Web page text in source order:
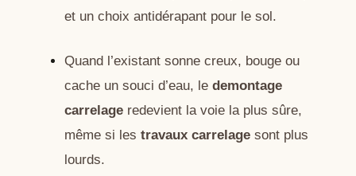
et un choix antidérapant pour le sol.
Quand l’existant sonne creux, bouge ou
cache un souci d’eau, le demontage
carrelage redevient la voie la plus sûre,
même si les travaux carrelage sont plus
lourds.